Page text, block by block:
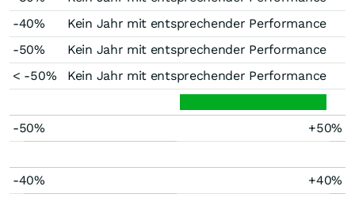
-40%
Kein Jahr mit entsprechender Performance
-50%
Kein Jahr mit entsprechender Performance
< -50%
Kein Jahr mit entsprechender Performance
-50% +50%
-40% +40%